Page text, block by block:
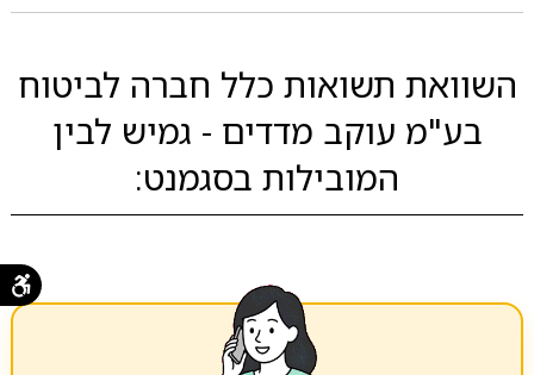
השוואת תשואות כלל חברה לביטוח
בע"מ עוקב מדדים - גמיש לבין
המובילות בסגמנט: